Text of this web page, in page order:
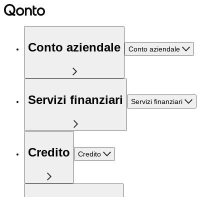
Conto aziendale Conto aziendale
Servizi finanziari Servizi finanziari
Credito Credito